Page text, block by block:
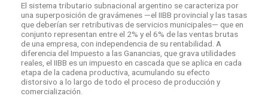
El sistema tributario subnacional argentino se caracteriza por
una superposición de gravámenes —el IIBB provincial y las tasas
que deberían ser retributivas de servicios municipales— que en
conjunto representan entre el 2% y el 6% de las ventas brutas
de una empresa, con independencia de su rentabilidad. A
diferencia del Impuesto a las Ganancias, que grava utilidades
reales, el IIBB es un impuesto en cascada que se aplica en cada
etapa de la cadena productiva, acumulando su efecto
distorsivo a lo largo de todo el proceso de producción y
comercialización.